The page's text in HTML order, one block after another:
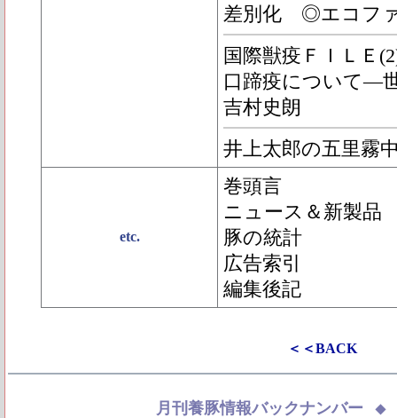
差別化 ◎エコフ
国際獣疫ＦＩＬＥ
口蹄疫について―
吉村史朗
井上太郎の五里
etc.
巻頭言
ニュース＆新製品
豚の統計
広告索引
編集後記
＜＜BACK
月刊養豚情報バックナンバー ◆